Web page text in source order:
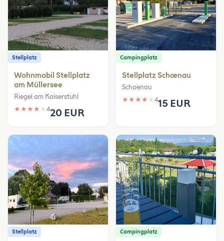
Stellplatz
Wohnmobil Stellplatz
am Müllersee
Riegel am Kaiserstuhl
★ ★ ★ ★ ★ 420 EUR
Campingplatz
Stellplatz Schœnau
Schoenau
★ ★ ★ ★ ★ 415 EUR
Stellplatz Campingplatz